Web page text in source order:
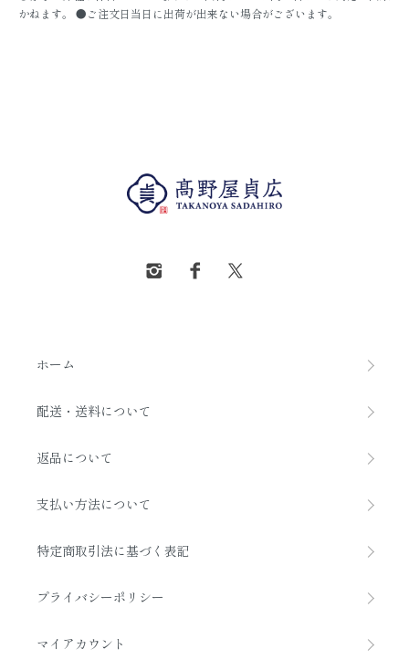
かねます。 ●ご注文日当日に出荷が出来ない場合がございます。
ホーム
配送・送料について
返品について
支払い方法について
特定商取引法に基づく表記
プライバシーポリシー
マイアカウント